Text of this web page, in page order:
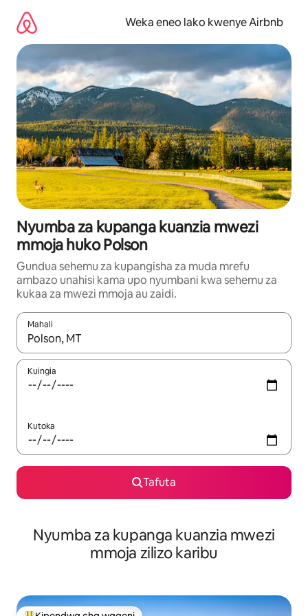
kwenda
kwenye
maudhui
Weka eneo lako kwenye Airbnb
Nyumba za kupanga kuanzia mwezi
mmoja huko Polson
Gundua sehemu za kupangisha za muda mrefu
ambazo unahisi kama upo nyumbani kwa sehemu za
kukaa za mwezi mmoja au zaidi.
Mahali
Wakati matokeo yanapatikana, vinjari kwa kutumia vitufe vya
Kuingia
Kutoka
Tafuta
Nyumba za kupanga kuanzia mwezi
mmoja zilizo karibu